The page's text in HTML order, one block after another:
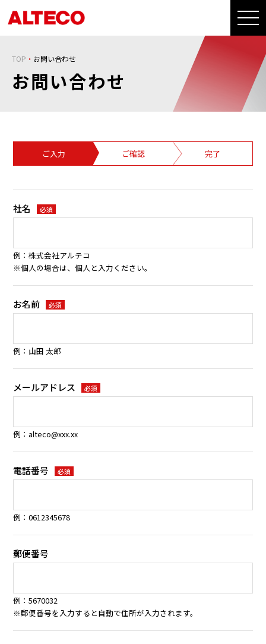
TOP お問い合わせ
お問い合わせ
ご入力 ご確認 完了
社名 必須
例：株式会社アルテコ
※個人の場合は、個人と入力ください。
お名前 必須
例：山田 太郎
メールアドレス 必須
例：alteco@xxx.xx
電話番号 必須
例：0612345678
郵便番号
例：5670032
※郵便番号を入力すると自動で住所が入力されます。